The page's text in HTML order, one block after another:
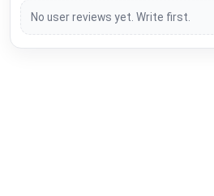
No user reviews yet. Write first.